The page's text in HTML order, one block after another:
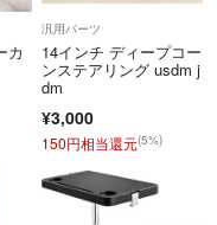
カ
汎用パーツ
14インチ ディープコー
ンステアリング usdm j
dm
¥3,000
150円相当還元(5%)